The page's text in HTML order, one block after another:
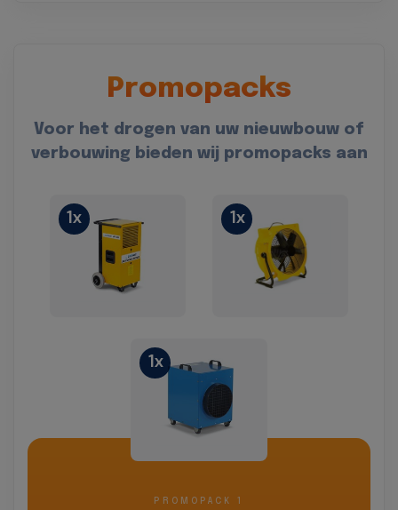
Promopacks
Voor het drogen van uw nieuwbouw of
verbouwing bieden wij promopacks aan
1x 1x
1x
PROMOPACK 1